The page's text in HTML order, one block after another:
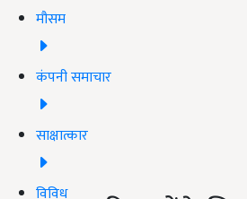
मौसम
कंपनी समाचार
साक्षात्कार
विविध